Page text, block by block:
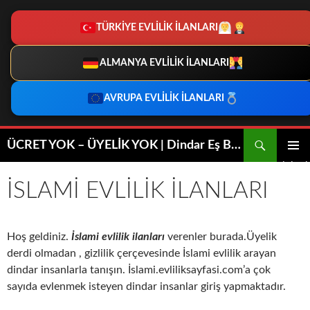
TÜRKİYE EVLİLİK İLANLARI
ALMANYA EVLİLİK İLANLARI
AVRUPA EVLİLİK İLANLARI
İçeriğe
ÜCRET YOK – ÜYELİK YOK | Dindar Eş Bulma | Dini Evlilik
Ara
İSLAMI EVLILIK İLANLARI
Hoş geldiniz. İslami evlilik ilanları verenler burada.Üyelik
derdi olmadan , gizlilik çerçevesinde İslami evlilik arayan
dindar insanlarla tanışın. İslami.evliliksayfasi.com’a çok
sayıda evlenmek isteyen dindar insanlar giriş yapmaktadır.